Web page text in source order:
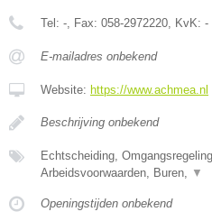
Tel: -, Fax: 058-2972220, KvK: -
E-mailadres onbekend
Website: https://www.achmea.nl
Beschrijving onbekend
Echtscheiding,
Arbeidsvoorwaarden, Buren, ▼
Openingstijden onbekend